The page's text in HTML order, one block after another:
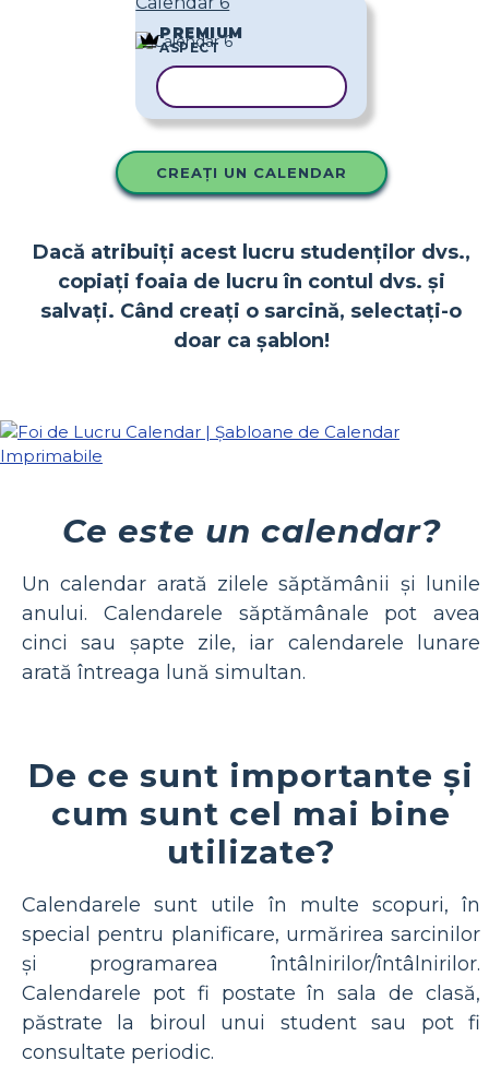
PREMIUM
ASPECT
CREAȚI UN CALENDAR
Dacă atribuiți acest lucru studenților dvs.,
copiați foaia de lucru în contul dvs. și
salvați. Când creați o sarcină, selectați-o
doar ca șablon!
Ce este un calendar?
Un calendar arată zilele săptămânii și lunile
anului. Calendarele săptămânale pot avea
cinci sau șapte zile, iar calendarele lunare
arată întreaga lună simultan.
De ce sunt importante și
cum sunt cel mai bine
utilizate?
Calendarele sunt utile în multe scopuri, în
special pentru planificare, urmărirea sarcinilor
și programarea întâlnirilor/întâlnirilor.
Calendarele pot fi postate în sala de clasă,
păstrate la biroul unui student sau pot fi
consultate periodic.